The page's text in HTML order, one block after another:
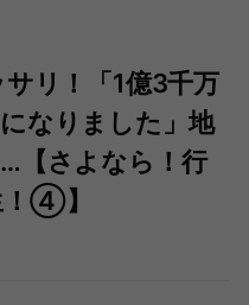
サリ！「1億3千万
なりました」地
【さよなら！行
！④】